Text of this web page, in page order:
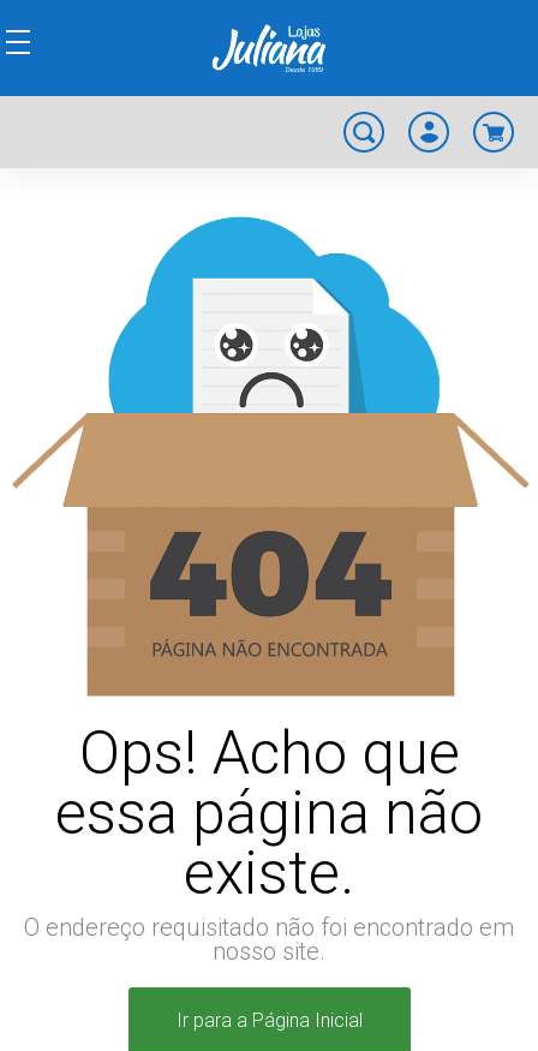
Ops! Acho que
essa página não
existe.
O endereço requisitado não foi encontrado em
nosso site.
Ir para a Página Inicial